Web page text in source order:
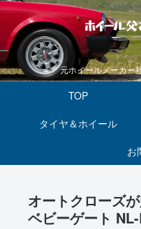
ホイール父
元ホイールメーカー
TOP
タイヤ＆ホイール
お
オートクローズ
ベビーゲート